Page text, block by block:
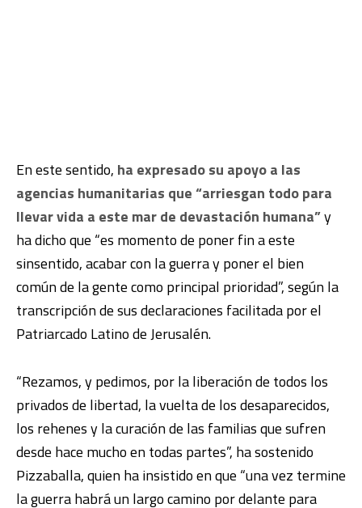
En este sentido, ha expresado su apoyo a las
agencias humanitarias que “arriesgan todo para
llevar vida a este mar de devastación humana”y
ha dicho que “es momento de poner fin a este
sinsentido, acabar con la guerra y poner el bien
común de la gente como principal prioridad”, según la
transcripción de sus declaraciones facilitada por el
Patriarcado Latino de Jerusalén.
“Rezamos, y pedimos, por la liberación de todos los
privados de libertad, la vuelta de los desaparecidos,
los rehenes y la curación de las familias que sufren
desde hace mucho en todas partes”, ha sostenido
Pizzaballa, quien ha insistido en que “una vez termine
la guerra habrá un largo camino por delante para